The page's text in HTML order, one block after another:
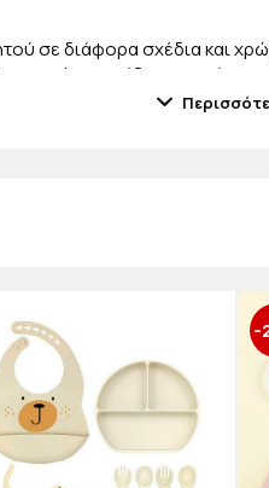
σε διάφορα σχέδια και
από ανοξείδωτο ατσάλι,
και θα θέλει συνέχεια να
διαρκώς τη συλλογή
-